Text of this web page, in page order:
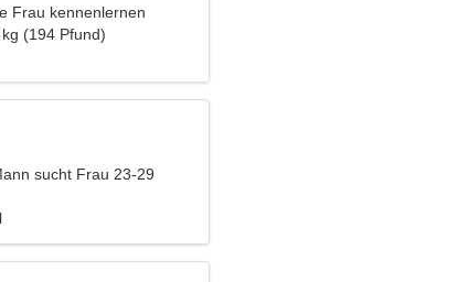
Frau kennenlernen
(194 Pfund)
sucht Frau 23-29